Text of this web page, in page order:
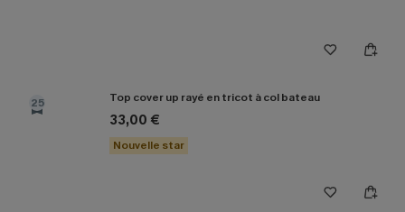
25 Top cover up rayé en tricot à col bateau
33,00 €
Nouvelle star